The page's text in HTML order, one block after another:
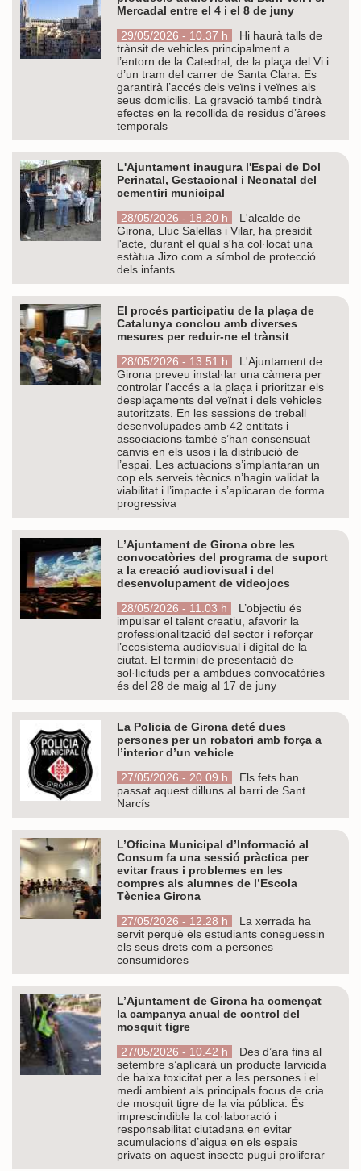
Mercadal entre el 4 i el 8 de juny
29/05/2026 - 10.37 h
Hi haurà talls de
trànsit de vehicles principalment a
l’entorn de la Catedral, de la plaça del Vi i
d’un tram del carrer de Santa Clara. Es
garantirà l’accés dels veïns i veïnes als
seus domicilis. La gravació també tindrà
efectes en la recollida de residus d’àrees
temporals
L'Ajuntament inaugura l'Espai de Dol
Perinatal, Gestacional i Neonatal del
cementiri municipal
28/05/2026 - 18.20 h
L'alcalde de
Girona, Lluc Salellas i Vilar, ha presidit
l'acte, durant el qual s'ha col·locat una
estàtua Jizo com a símbol de protecció
dels infants.
El procés participatiu de la plaça de
Catalunya conclou amb diverses
mesures per reduir-ne el trànsit
28/05/2026 - 13.51 h
L'Ajuntament de
Girona preveu instal·lar una càmera per
controlar l'accés a la plaça i prioritzar els
desplaçaments del veïnat i dels vehicles
autoritzats. En les sessions de treball
desenvolupades amb 42 entitats i
associacions també s’han consensuat
canvis en els usos i la distribució de
l’espai. Les actuacions s’implantaran un
cop els serveis tècnics n’hagin validat la
viabilitat i l’impacte i s’aplicaran de forma
progressiva
L’Ajuntament de Girona obre les
convocatòries del programa de suport
a la creació audiovisual i del
desenvolupament de videojocs
28/05/2026 - 11.03 h
L’objectiu és
impulsar el talent creatiu, afavorir la
professionalització del sector i reforçar
l’ecosistema audiovisual i digital de la
ciutat. El termini de presentació de
sol·licituds per a ambdues convocatòries
és del 28 de maig al 17 de juny
La Policia de Girona deté dues
persones per un robatori amb força a
l’interior d’un vehicle
27/05/2026 - 20.09 h
Els fets han
passat aquest dilluns al barri de Sant
Narcís
L’Oficina Municipal d’Informació al
Consum fa una sessió pràctica per
evitar fraus i problemes en les
compres als alumnes de l’Escola
Tècnica Girona
27/05/2026 - 12.28 h
La xerrada ha
servit perquè els estudiants coneguessin
els seus drets com a persones
consumidores
L’Ajuntament de Girona ha començat
la campanya anual de control del
mosquit tigre
27/05/2026 - 10.42 h
Des d’ara fins al
setembre s’aplicarà un producte larvicida
de baixa toxicitat per a les persones i el
medi ambient als principals focus de cria
de mosquit tigre de la via pública. És
imprescindible la col·laboració i
responsabilitat ciutadana en evitar
acumulacions d’aigua en els espais
privats on aquest insecte pugui proliferar